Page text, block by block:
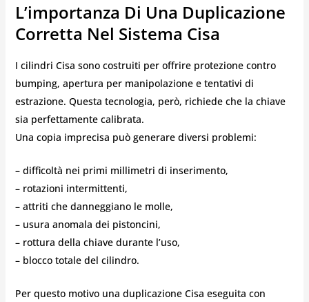
L’importanza Di Una Duplicazione
Corretta Nel Sistema Cisa
I cilindri Cisa sono costruiti per offrire protezione contro
bumping, apertura per manipolazione e tentativi di
estrazione. Questa tecnologia, però, richiede che la chiave
sia perfettamente calibrata.
Una copia imprecisa può generare diversi problemi:
– difficoltà nei primi millimetri di inserimento,
– rotazioni intermittenti,
– attriti che danneggiano le molle,
– usura anomala dei pistoncini,
– rottura della chiave durante l’uso,
– blocco totale del cilindro.
Per questo motivo una duplicazione Cisa eseguita con